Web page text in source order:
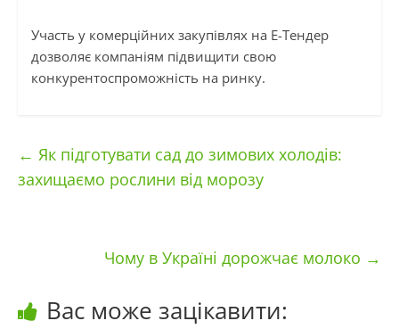
Участь у комерційних закупівлях на Е-Тендер
дозволяє компаніям підвищити свою
конкурентоспроможність на ринку.
← Як підготувати сад до зимових холодів:
захищаємо рослини від морозу
Чому в Україні дорожчає молоко →
Вас може зацікавити: